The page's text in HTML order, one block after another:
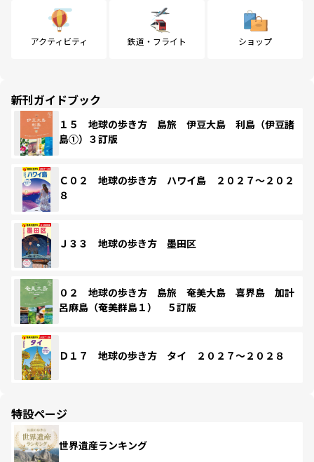
アクティビティ 鉄道・フライト ショップ
新刊ガイドブック
１５ 地球の歩き方 島旅 伊豆大島 利島（伊豆諸
島①）３訂版
Ｃ０２ 地球の歩き方 ハワイ島 ２０２７～２０２
８
Ｊ３３ 地球の歩き方 墨田区
０２ 地球の歩き方 島旅 奄美大島 喜界島 加計
呂麻島（奄美群島１） ５訂版
Ｄ１７ 地球の歩き方 タイ ２０２７～２０２８
特設ページ
世界遺産ランキング